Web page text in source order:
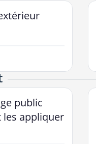
public
appliquer